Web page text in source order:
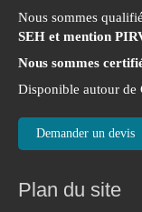
Nous sommes
SEH et mention
Nous sommes
Disponible autour de
Demander un devis
Plan du site